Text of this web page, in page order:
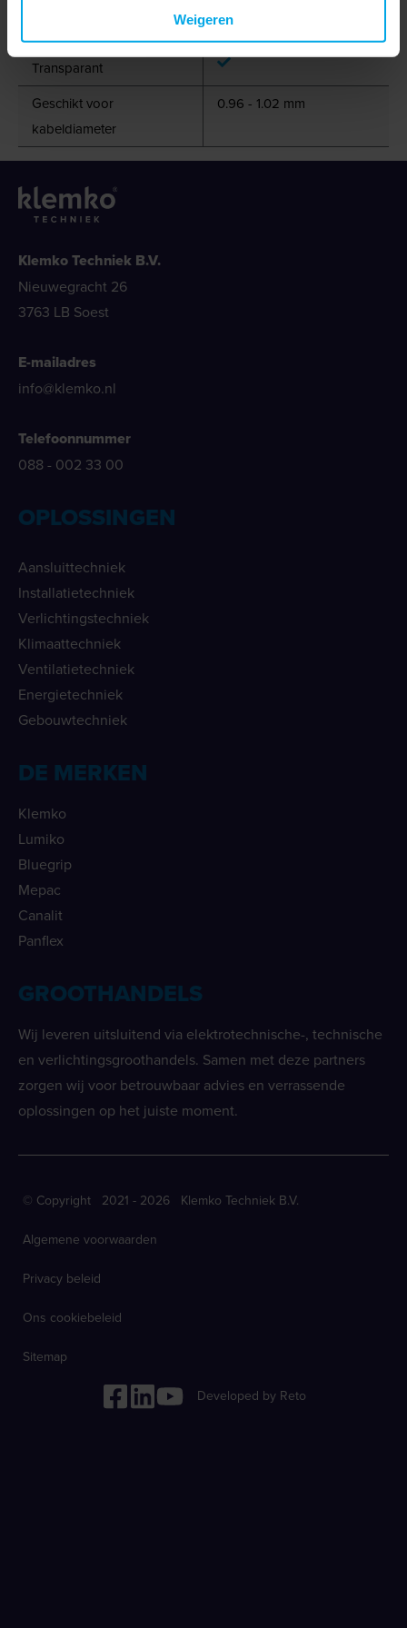
Weigeren
Transparant
Geschikt voor
kabeldiameter
0.96 - 1.02 mm
Klemko Techniek B.V.
Nieuwegracht 26
3763 LB Soest
E-mailadres
info@klemko.nl
Telefoonnummer
088 - 002 33 00
OPLOSSINGEN
Aansluittechniek
Installatietechniek
Verlichtingstechniek
Klimaattechniek
Ventilatietechniek
Energietechniek
Gebouwtechniek
DE MERKEN
Klemko
Lumiko
Bluegrip
Mepac
Canalit
Panflex
GROOTHANDELS
Wij leveren uitsluitend via elektrotechnische-, technische
en verlichtingsgroothandels. Samen met deze partners
zorgen wij voor betrouwbaar advies en verrassende
oplossingen op het juiste moment.
© Copyright 2021 - 2026 Klemko Techniek B.V.
Algemene voorwaarden
Privacy beleid
Ons cookiebeleid
Sitemap
Developed by Reto